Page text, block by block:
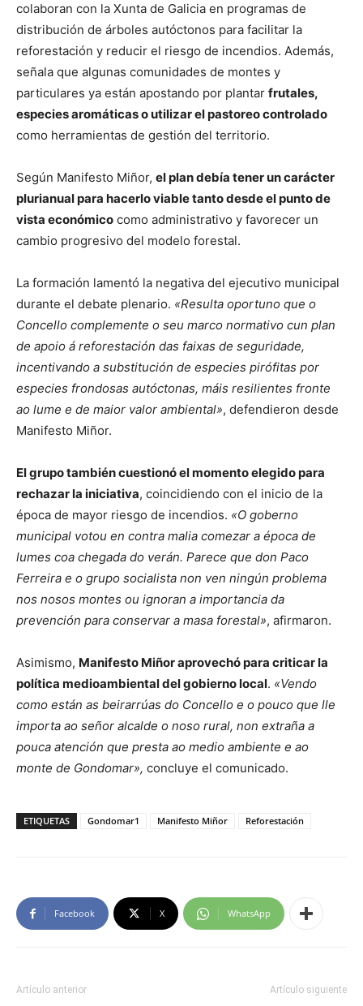
colaboran con la Xunta de Galicia en programas de
distribución de árboles autóctonos para facilitar la
reforestación y reducir el riesgo de incendios. Además,
señala que algunas comunidades de montes y
particulares ya están apostando por plantar frutales,
especies aromáticas o utilizar el pastoreo controlado
como herramientas de gestión del territorio.
Según Manifesto Miñor, el plan debía tener un carácter
plurianual para hacerlo viable tanto desde el punto de
vista económico como administrativo y favorecer un
cambio progresivo del modelo forestal.
La formación lamentó la negativa del ejecutivo municipal
durante el debate plenario. «Resulta oportuno que o
Concello complemente o seu marco normativo cun plan
de apoio á reforestación das faixas de seguridade,
incentivando a substitución de especies pirófitas por
especies frondosas autóctonas, máis resilientes fronte
ao lume e de maior valor ambiental», defendieron desde
Manifesto Miñor.
El grupo también cuestionó el momento elegido para
rechazar la iniciativa, coincidiendo con el inicio de la
época de mayor riesgo de incendios. «O goberno
municipal votou en contra malia comezar a época de
lumes coa chegada do verán. Parece que don Paco
Ferreira e o grupo socialista non ven ningún problema
nos nosos montes ou ignoran a importancia da
prevención para conservar a masa forestal», afirmaron.
Asimismo, Manifesto Miñor aprovechó para criticar la
política medioambiental del gobierno local. «Vendo
como están as beirarrúas do Concello e o pouco que lle
importa ao señor alcalde o noso rural, non extraña a
pouca atención que presta ao medio ambiente e ao
monte de Gondomar», concluye el comunicado.
ETIQUETAS Gondomar1 Manifesto Miñor Reforestación
Facebook X WhatsApp
Artículo anterior Artículo siguiente